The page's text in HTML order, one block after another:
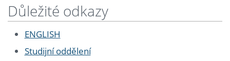
Důležité odkazy
ENGLISH
Studijní oddělení